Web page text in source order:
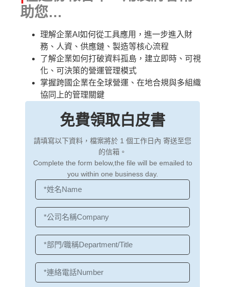
助您…
理解企業AI如何從工具應用，進一步進入財
務、人資、供應鏈、製造等核心流程
了解企業如何打破資料孤島，建立即時、可視
化、可決策的營運管理模式
掌握跨國企業在全球營運、在地合規與多組織
協同上的管理關鍵
免費領取白皮書
請填寫以下資料，檔案將於 1 個工作日內 寄送至您
的信箱。
Complete the form below,the file will be emailed to
you within one business day.